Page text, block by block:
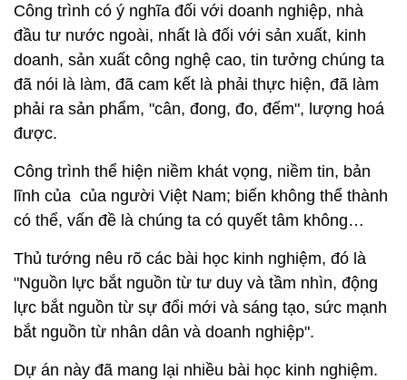
Công trình có ý nghĩa đối với doanh nghiệp, nhà
đầu tư nước ngoài, nhất là đối với sản xuất, kinh
doanh, sản xuất công nghệ cao, tin tưởng chúng ta
đã nói là làm, đã cam kết là phải thực hiện, đã làm
phải ra sản phẩm, "cân, đong, đo, đếm", lượng hoá
được.
Công trình thể hiện niềm khát vọng, niềm tin, bản
lĩnh của của người Việt Nam; biến không thể thành
có thể, vấn đề là chúng ta có quyết tâm không…
Thủ tướng nêu rõ các bài học kinh nghiệm, đó là
"Nguồn lực bắt nguồn từ tư duy và tầm nhìn, động
lực bắt nguồn từ sự đổi mới và sáng tạo, sức mạnh
bắt nguồn từ nhân dân và doanh nghiệp".
Dự án này đã mang lại nhiều bài học kinh nghiệm.